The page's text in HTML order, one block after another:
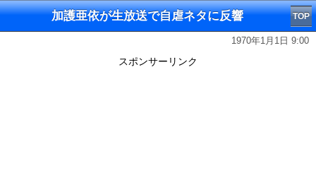
加護亜依が生放送で自虐ネタに反響 TOP
1970年1月1日 9:00
スポンサーリンク